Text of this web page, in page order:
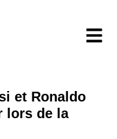
et Ronaldo
lors de la